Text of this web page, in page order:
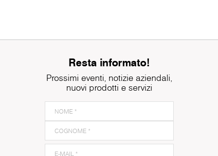
Resta informato!
Prossimi eventi, notizie aziendali,
nuovi prodotti e servizi